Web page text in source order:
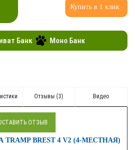
Купить в 1 клик
Банк Моно Банк
ОТЗЫВ
Отзывы (3) Видео
BREST 4 V2 (4-МЕСТНАЯ)